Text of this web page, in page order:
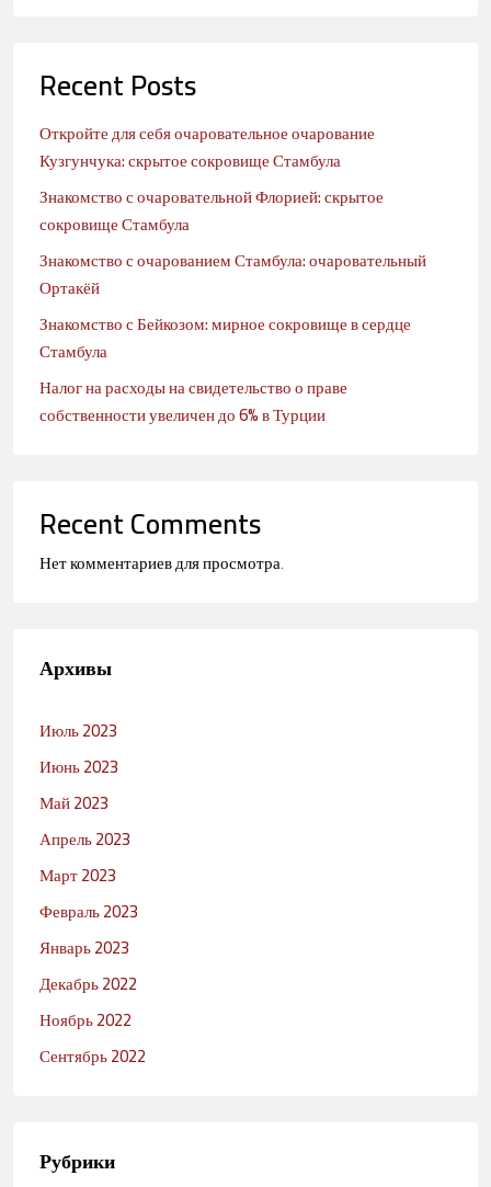
Recent Posts
Откройте для себя очаровательное очарование
Кузгунчука: скрытое сокровище Стамбула
Знакомство с очаровательной Флорией: скрытое
сокровище Стамбула
Знакомство с очарованием Стамбула: очаровательный
Ортакёй
Знакомство с Бейкозом: мирное сокровище в сердце
Стамбула
Налог на расходы на свидетельство о праве
собственности увеличен до 6% в Турции
Recent Comments
Нет комментариев для просмотра.
Архивы
Июль 2023
Июнь 2023
Май 2023
Апрель 2023
Март 2023
Февраль 2023
Январь 2023
Декабрь 2022
Ноябрь 2022
Сентябрь 2022
Рубрики